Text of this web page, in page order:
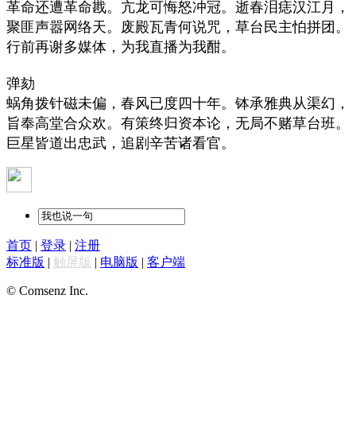
革命还遭革命戡。亢龙可悔怒冲冠。逝春泪痣汉江月，
聚匪声嚣网络天。废殿瓦青何说咒，草台民主怕拼团。
行前再谢多媒体，为我直播为我酣。
弹劾
蜗角拨针磁未偏，春风已度四十年。钵承雅典从渠幻，
旨奉高堂合众欢。有策终归资本论，无局不赌草台班。
巨星皆道出忠武，追剧辛苦诸看官。
首页 | 登录 | 注册
标准版 | 触屏版 | 电脑版 | 客户端
© Comsenz Inc.